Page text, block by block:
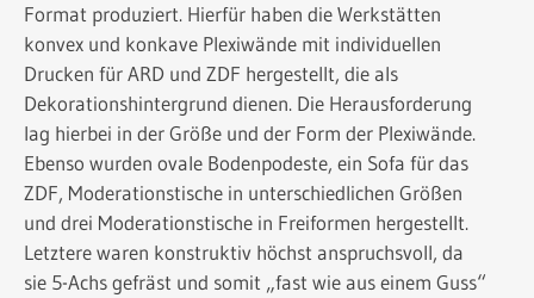
Format produziert. Hierfür haben die Werkstätten
konvex und konkave Plexiwände mit individuellen
Drucken für ARD und ZDF hergestellt, die als
Dekorationshintergrund dienen. Die Herausforderung
lag hierbei in der Größe und der Form der Plexiwände.
Ebenso wurden ovale Bodenpodeste, ein Sofa für das
ZDF, Moderationstische in unterschiedlichen Größen
und drei Moderationstische in Freiformen hergestellt.
Letztere waren konstruktiv höchst anspruchsvoll, da
sie 5-Achs gefräst und somit „fast wie aus einem Guss“